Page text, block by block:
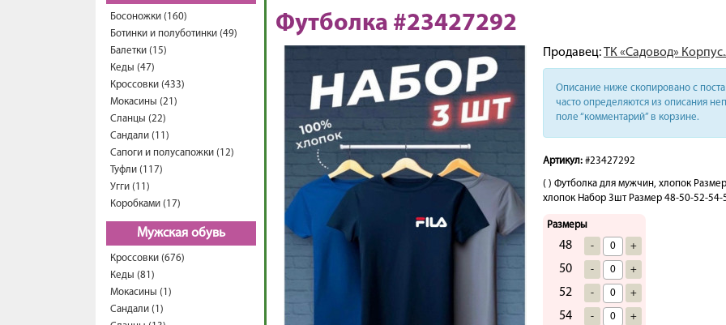
Босоножки (160)
Ботинки и полуботинки (49)
Балетки (15)
Кеды (47)
Кроссовки (433)
Мокасины (21)
Сланцы (22)
Сандали (11)
Сапоги и полусапожки (12)
Туфли (117)
Угги (11)
Коробками (17)
Мужская обувь
Кроссовки (676)
Кеды (81)
Мокасины (1)
Сандали (1)
Футболка #23427292
Продавец:ТК «Садовод»
Описание ниже скопировано с
часто определяются из описания
поле “комментарий” в корзине.
Артикул: #23427292
( ) Футболка для мужчин, хлопок
хлопок Набор 3шт Размер 48-50-52-54-
Размеры
48 - +
50 - +
52 - +
54 - +